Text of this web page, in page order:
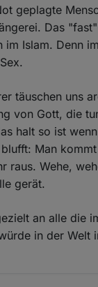
geplagte
Das
im Islam. Denn
täuschen uns
von Gott, die
halt so ist
Man
raus. Wehe,
gerät.
an alle die
in der Welt